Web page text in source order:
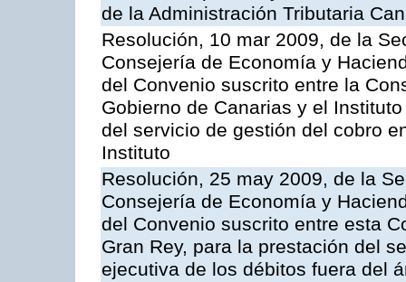
de la Administración Tributaria
Resolución, 10 mar 2009, de la
Consejería de Economía y
del Convenio suscrito entre la
Gobierno de Canarias y el
del servicio de gestión del cobro
Instituto
Resolución, 25 may 2009, de la
Consejería de Economía y
del Convenio suscrito entre esta
Gran Rey, para la prestación del
ejecutiva de los débitos fuera del